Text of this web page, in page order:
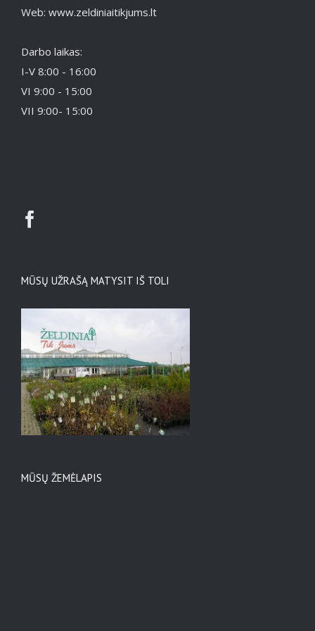
Web: www.zeldiniaitikjums.lt
Darbo laikas:
I-V 8:00 - 16:00
VI 9:00 - 15:00
VII 9:00- 15:00
MŪSŲ UŽRAŠĄ MATYSIT IŠ TOLI
MŪSŲ ŽEMĖLAPIS